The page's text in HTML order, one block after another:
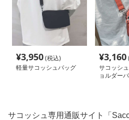
¥3,950(税込)
軽量サコッシュバッグ
¥3,160
サコッシ
ョルダー
サコッシュ専用通販サイト「